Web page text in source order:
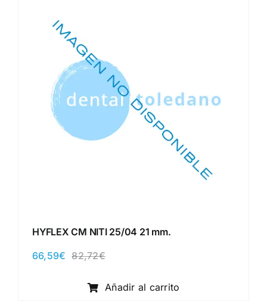
HYFLEX CM NITI 25/04 21 mm.
82,72€El
original
era:
66,59€
El
actual
es:
Añadir al carrito